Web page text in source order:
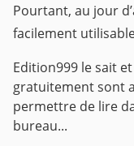
Pourtant, au jour
facilement
Edition999 le sait
gratuitement sont
permettre de lire
bureau...